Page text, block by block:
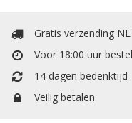
Het
Huawei P8 Lite
vakje voor pasjes of
hoesje heeft een extra
portemonnee / boek
TPU / Siliconen
Gratis verzending
Voor 18:00 uur
14 dagen bedenktijd
Veilig betalen